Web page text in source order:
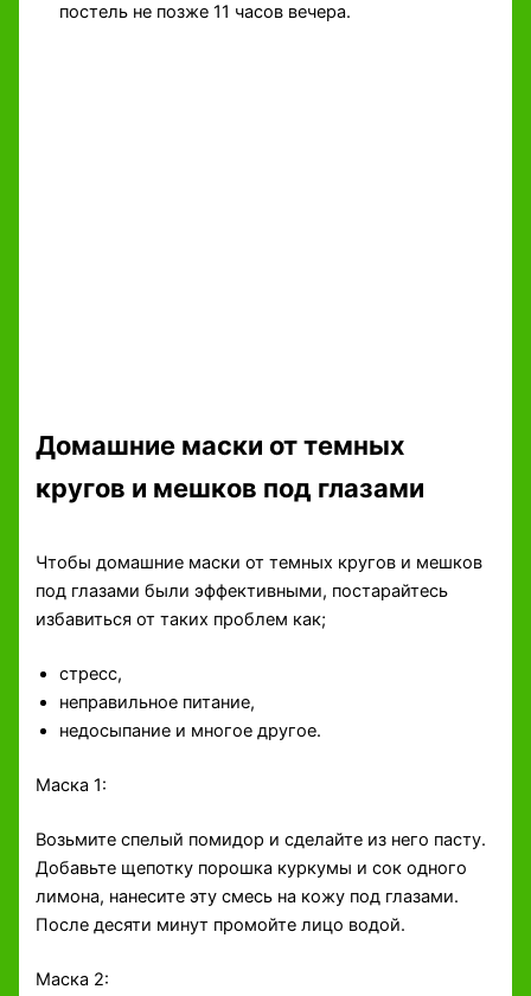
постель не позже 11 часов вечера.
Домашние маски от темных
кругов и мешков под глазами
Чтобы домашние маски от темных кругов и мешков
под глазами были эффективными, постарайтесь
избавиться от таких проблем как;
стресс,
неправильное питание,
недосыпание и многое другое.
Маска 1:
Возьмите спелый помидор и сделайте из него пасту.
Добавьте щепотку порошка куркумы и сок одного
лимона, нанесите эту смесь на кожу под глазами.
После десяти минут промойте лицо водой.
Маска 2: